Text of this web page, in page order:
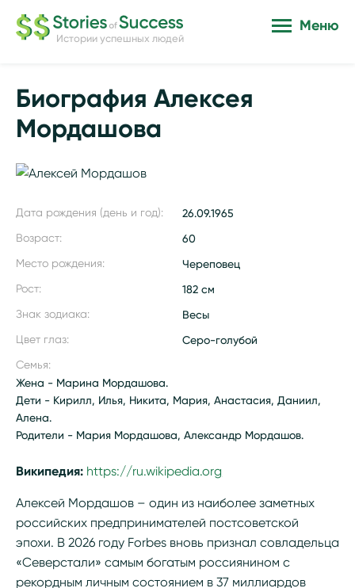
Истории успешных людей
Меню
Биография Алексея
Мордашова
Дата рождения (день и год): 26.09.1965
Возраст: 60
Место рождения: Череповец
Рост: 182 см
Знак зодиака: Весы
Цвет глаз: Серо-голубой
Семья:
Жена - Марина Мордашова.
Дети - Кирилл, Илья, Никита, Мария, Анастасия, Даниил,
Алена.
Родители - Мария Мордашова, Александр Мордашов.
Википедия: https://ru.wikipedia.org/wiki/
Алексей Мордашов – один из наиболее заметных
российских предпринимателей постсоветской
эпохи. В 2026 году Forbes вновь признал совладельца
«Северстали» самым богатым россиянином с
рекордным личным состоянием в 37 миллиардов